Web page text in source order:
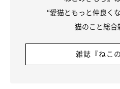
“愛猫ともっと仲良く
猫のこと総合
雑誌『ねこ